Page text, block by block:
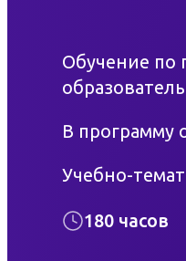
Контакты
Обучение по
В программу
Учебно-
180 часов